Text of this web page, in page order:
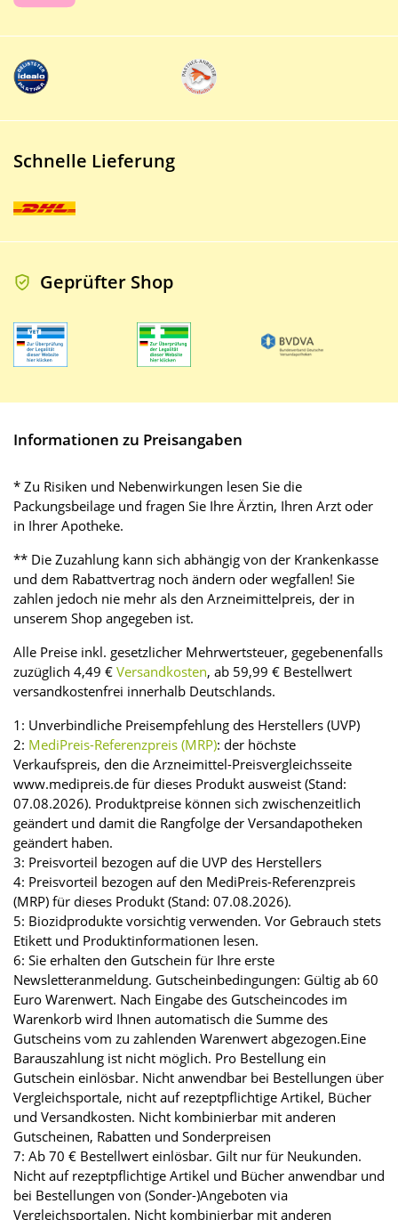
Schnelle Lieferung
Geprüfter Shop
Informationen zu Preisangaben
* Zu Risiken und Nebenwirkungen lesen Sie die
Packungsbeilage und fragen Sie Ihre Ärztin, Ihren Arzt oder
in Ihrer Apotheke.
** Die Zuzahlung kann sich abhängig von der Krankenkasse
und dem Rabattvertrag noch ändern oder wegfallen! Sie
zahlen jedoch nie mehr als den Arzneimittelpreis, der in
unserem Shop angegeben ist.
Alle Preise inkl. gesetzlicher Mehrwertsteuer, gegebenenfalls
zuzüglich 4,49 € Versandkosten, ab 59,99 € Bestellwert
versandkostenfrei innerhalb Deutschlands.
1: Unverbindliche Preisempfehlung des Herstellers (UVP)
2: MediPreis-Referenzpreis (MRP): der höchste
Verkaufspreis, den die Arzneimittel-Preisvergleichsseite
www.medipreis.de für dieses Produkt ausweist (Stand:
07.08.2026). Produktpreise können sich zwischenzeitlich
geändert und damit die Rangfolge der Versandapotheken
geändert haben.
3: Preisvorteil bezogen auf die UVP des Herstellers
4: Preisvorteil bezogen auf den MediPreis-Referenzpreis
(MRP) für dieses Produkt (Stand: 07.08.2026).
5: Biozidprodukte vorsichtig verwenden. Vor Gebrauch stets
Etikett und Produktinformationen lesen.
6: Sie erhalten den Gutschein für Ihre erste
Newsletteranmeldung. Gutscheinbedingungen: Gültig ab 60
Euro Warenwert. Nach Eingabe des Gutscheincodes im
Warenkorb wird Ihnen automatisch die Summe des
Gutscheins vom zu zahlenden Warenwert abgezogen.Eine
Barauszahlung ist nicht möglich. Pro Bestellung ein
Gutschein einlösbar. Nicht anwendbar bei Bestellungen über
Vergleichsportale, nicht auf rezeptpflichtige Artikel, Bücher
und Versandkosten. Nicht kombinierbar mit anderen
Gutscheinen, Rabatten und Sonderpreisen
7: Ab 70 € Bestellwert einlösbar. Gilt nur für Neukunden.
Nicht auf rezeptpflichtige Artikel und Bücher anwendbar und
bei Bestellungen von (Sonder-)Angeboten via
Vergleichsportalen. Nicht kombinierbar mit anderen